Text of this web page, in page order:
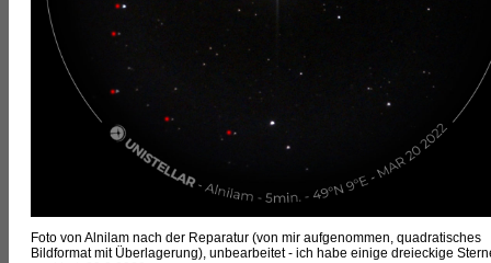
Foto von Alnilam nach der Reparatur (von mir aufgenommen, quadratisches
Bildformat mit Überlagerung), unbearbeitet - ich habe einige dreieckige